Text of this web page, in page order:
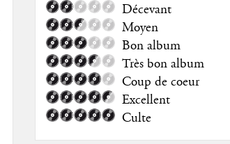
Décevant
Moyen
Bon album
Très bon album
Coup de coeur
Excellent
Culte